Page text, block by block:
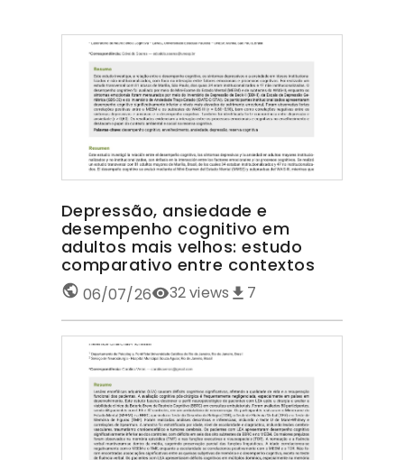
Depressão, ansiedade e
desempenho cognitivo em
adultos mais velhos: estudo
comparativo entre contextos
06/07/26 32views 7